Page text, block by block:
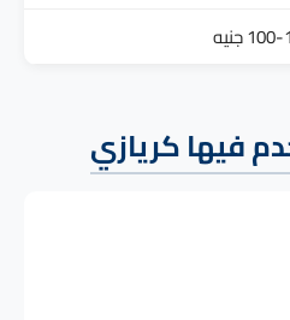
جنيه
فيها كريازي